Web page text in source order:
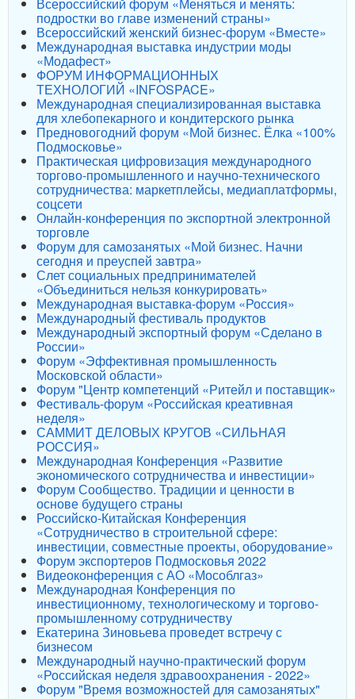
Всероссийский форум «Меняться и менять:
подростки во главе изменений страны»
Всероссийский женский бизнес-форум «Вместе»
Международная выставка индустрии моды
«Модафест»
ФОРУМ ИНФОРМАЦИОННЫХ
ТЕХНОЛОГИЙ «INFOSPACE»
Международная специализированная выставка
для хлебопекарного и кондитерского рынка
Предновогодний форум «Мой бизнес. Ёлка «100%
Подмосковье»
Практическая цифровизация международного
торгово-промышленного и научно-технического
сотрудничества: маркетплейсы, медиаплатформы,
соцсети
Онлайн-конференция по экспортной электронной
торговле
Форум для самозанятых «Мой бизнес. Начни
сегодня и преуспей завтра»
Слет социальных предпринимателей
«Объединиться нельзя конкурировать»
Международная выставка-форум «Россия»
Международный фестиваль продуктов
Международный экспортный форум «Сделано в
России»
Форум «Эффективная промышленность
Московской области»
Форум "Центр компетенций «Ритейл и поставщик»
Фестиваль-форум «Российская креативная
неделя»
САММИТ ДЕЛОВЫХ КРУГОВ «СИЛЬНАЯ
РОССИЯ»
Международная Конференция «Развитие
экономического сотрудничества и инвестиции»
Форум Сообщество. Традиции и ценности в
основе будущего страны
Российско-Китайская Конференция
«Сотрудничество в строительной сфере:
инвестиции, совместные проекты, оборудование»
Форум экспортеров Подмосковья 2022
Видеоконференция с АО «Мособлгаз»
Международная Конференция по
инвестиционному, технологическому и торгово-
промышленному сотрудничеству
Екатерина Зиновьева проведет встречу с
бизнесом
Международный научно-практический форум
«Российская неделя здравоохранения - 2022»
Форум "Время возможностей для самозанятых"